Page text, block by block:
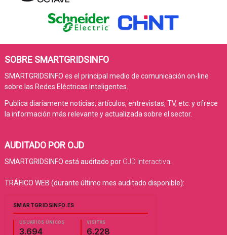
SOBRE SMARTGRIDSINFO
SMARTGRIDSINFO es el principal medio de comunicación on-line
sobre las Redes Eléctricas Inteligentes.
Publica diariamente noticias, artículos, entrevistas, TV, etc. y ofrece
la información más relevante y actualizada sobre el sector.
AUDITADO POR OJD
SMARTGRIDSINFO está auditado por OJD Interactiva
TRÁFICO WEB (durante último mes auditado disponible):